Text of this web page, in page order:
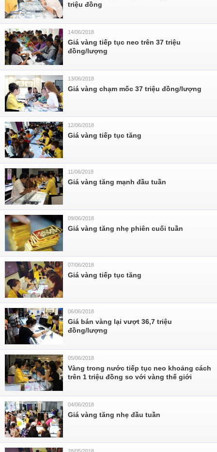
triệu đồng
14/06/2018
Giá vàng tiếp tục neo trên 37 triệu
đồng/lượng
13/06/2018
Giá vàng chạm mốc 37 triệu đồng/lượng
12/06/2018
Giá vàng tiếp tục tăng
11/06/2018
Giá vàng tăng mạnh đầu tuần
09/06/2018
Giá vàng tăng nhẹ phiên cuối tuần
07/06/2018
Giá vàng tiếp tục tăng
06/06/2018
Giá bán vàng lại vượt 36,7 triệu
đồng/lượng
05/06/2018
Vàng trong nước tiếp tục neo khoảng cách
trên 1 triệu đồng so với vàng thế giới
04/06/2018
Giá vàng tăng nhẹ đầu tuần